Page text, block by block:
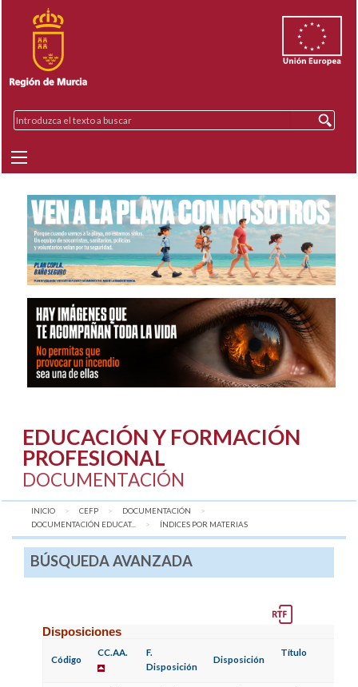
EDUCACIÓN Y FORMACIÓN
PROFESIONAL
DOCUMENTACIÓN
INICIO CEFP
DOCUMENTACIÓN
DOCUMENTACIÓN EDUCAT...
AQUÍ:
ÍNDICES POR MATERIAS
BÚSQUEDA AVANZADA
Disposiciones
Código
CC.AA.
F.
Disposición
Disposición
Título